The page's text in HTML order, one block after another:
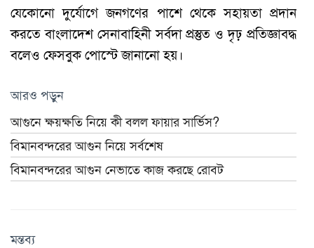
যেকোনো দুর্যোগে জনগণের পাশে থেকে সহায়তা প্রদান
করতে বাংলাদেশ সেনাবাহিনী সর্বদা প্রস্তুত ও দৃঢ় প্রতিজ্ঞাবদ্ধ
বলেও ফেসবুক পোস্টে জানানো হয়।
আরও পড়ুন
আগুনে ক্ষয়ক্ষতি নিয়ে কী বলল ফায়ার সার্ভিস?
বিমানবন্দরের আগুন নিয়ে সর্বশেষ
বিমানবন্দরের আগুন নেভাতে কাজ করছে রোবট
মন্তব্য